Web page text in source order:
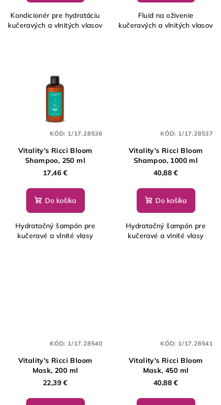
Kondicionér pre hydratáciu
kučeravých a vlnitých vlasov
Fluid na oživenie
kučeravých a vlnitých vlasov
Vitality's Ricci Bloom
Shampoo, 250 ml
17,46 €
Do košíka
Hydratačný šampón pre
kučeravé a vlnité vlasy
KÓD: 1/17.28536
Vitality's Ricci Bloom
Shampoo, 1000 ml
40,88 €
Do košíka
Hydratačný šampón pre
kučeravé a vlnité vlasy
KÓD: 1/17.28537
Vitality's Ricci Bloom
Mask, 200 ml
22,39 €
KÓD: 1/17.28540
Vitality's Ricci Bloom
Mask, 450 ml
40,88 €
KÓD: 1/17.28541